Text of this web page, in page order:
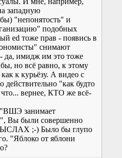
западную
"непонятость" и
подобных
ed тоже прав - появись в
снимают
да, имидж им это тоже
но всё равно, к этому
к курьёзу. А видео с
действительно "как будто
вернее, КТО же всё-
"ВШЭ занимает
Вы были совершенно
;-) Было бы глупо
"Яблоко от яблони